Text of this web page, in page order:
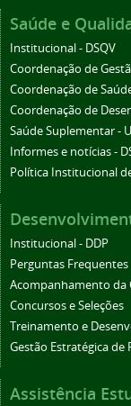
Saúde e
Institucional - DSQV
Coordenação de
Coordenação de
Coordenação de
Saúde Suplementar -
Informes e notícias -
Política Institucional
Institucional - DDP
Perguntas Frequentes
Acompanhamento da
Concursos e Seleções
Treinamento e
Gestão Estratégica de
Assistência